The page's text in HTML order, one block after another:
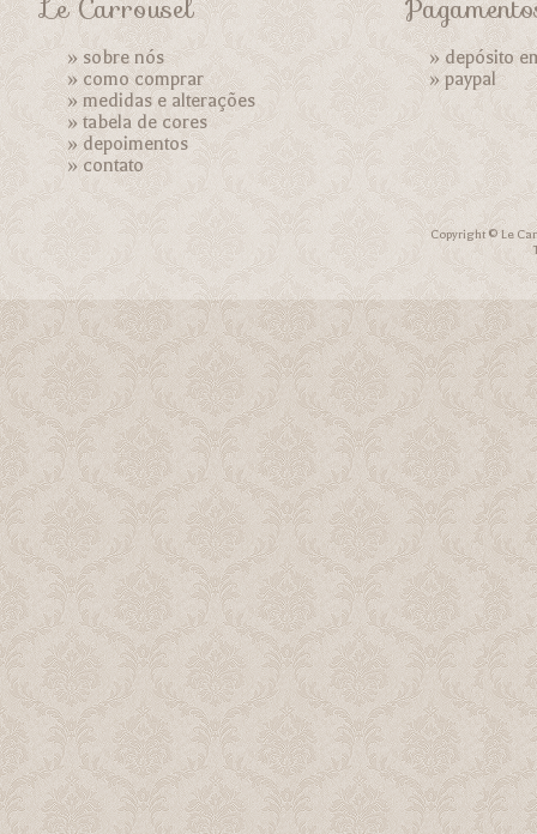
Le Carrousel
» sobre nós
»como comprar
»medidas e alterações
»tabela de cores
»depoimentos
»contato
» depósito
»paypal
Copyright © Le